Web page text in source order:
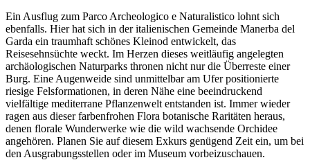
Ein Ausflug zum Parco Archeologico e Naturalistico lohnt sich
ebenfalls. Hier hat sich in der italienischen Gemeinde Manerba del
Garda ein traumhaft schönes Kleinod entwickelt, das
Reisesehnsüchte weckt. Im Herzen dieses weitläufig angelegten
archäologischen Naturparks thronen nicht nur die Überreste einer
Burg. Eine Augenweide sind unmittelbar am Ufer positionierte
riesige Felsformationen, in deren Nähe eine beeindruckend
vielfältige mediterrane Pflanzenwelt entstanden ist. Immer wieder
ragen aus dieser farbenfrohen Flora botanische Raritäten heraus,
denen florale Wunderwerke wie die wild wachsende Orchidee
angehören. Planen Sie auf diesem Exkurs genügend Zeit ein, um bei
den Ausgrabungsstellen oder im Museum vorbeizuschauen.